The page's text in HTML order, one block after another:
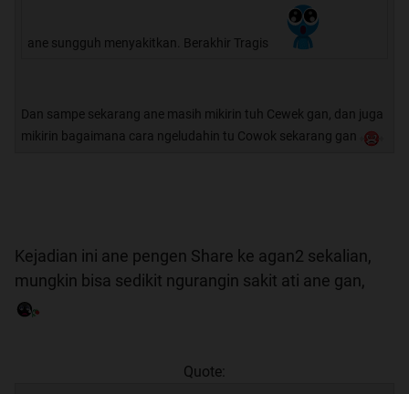
ane sungguh menyakitkan. Berakhir Tragis
Dan sampe sekarang ane masih mikirin tuh Cewek gan, dan juga
mikirin bagaimana cara ngeludahin tu Cowok sekarang gan
Kejadian ini ane pengen Share ke agan2 sekalian,
mungkin bisa sedikit ngurangin sakit ati ane gan,
Quote: